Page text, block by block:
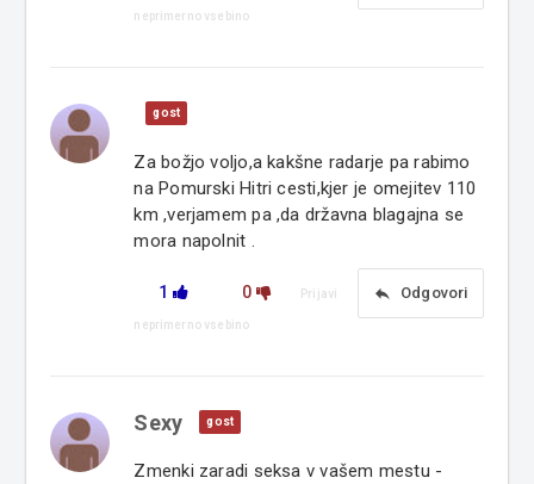
neprimerno vsebino
gost
Za božjo voljo,a kakšne radarje pa rabimo
na Pomurski Hitri cesti,kjer je omejitev 110
km ,verjamem pa ,da državna blagajna se
mora napolnit .
1 0 reply Odgovori
Prijavi
neprimerno vsebino
Sexy gost
Zmenki zaradi seksa v vašem mestu -